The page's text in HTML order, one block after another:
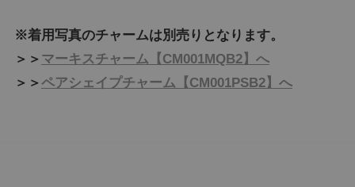
※着用写真のチャームは別売りとなります。
＞＞ マーキスチャーム【CM001MQB2】へ
＞＞ペアシェイプチャーム【CM001PSB2】へ